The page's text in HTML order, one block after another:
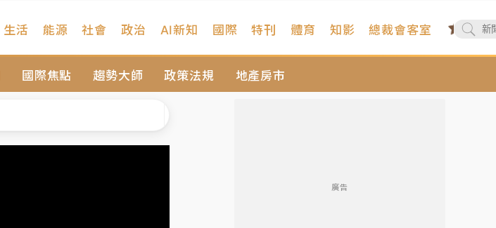
國際焦點 趨勢大師 政策法規 地產房市
生活 能源 社會 政治 AI新知 國際 特刊 體育 知影 總裁會客室
廣告